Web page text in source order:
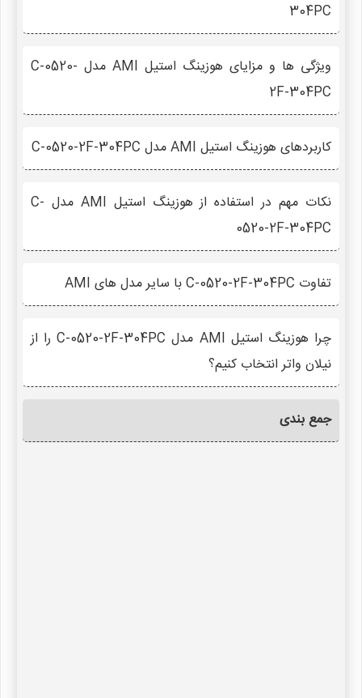
304PC
ویژگی ها و مزایای هوزینگ استیل AMI مدل C-0520-
2F-304PC
کاربردهای هوزینگ استیل AMI مدل C-0520-2F-304PC
نکات مهم در استفاده از هوزینگ استیل AMI مدل C-
0520-2F-304PC
تفاوت C-0520-2F-304PC با سایر مدل های AMI
چرا هوزینگ استیل AMI مدل C-0520-2F-304PC را از
نیلان واتر انتخاب کنیم؟
جمع بندی